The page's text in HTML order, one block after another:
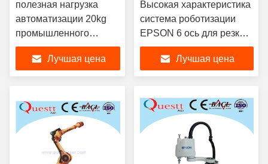
полезная нагрузка
автоматизации 20kg
промышленного
робота руки 2591mm
для транспортировать
вырезывание
Лучшая цена
Высокая характеристика
система роботизации
EPSON 6 ось для резки /
транспортировки
Лучшая цена